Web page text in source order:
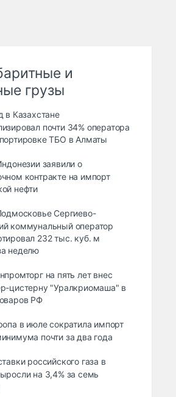
и
грузы
в Казахстане
почти 34% оператора
ТБО в Алматы
заявили о
контракте на импорт
нефти
Сергиево-
коммунальный оператор
232 тыс. куб. м
неделю
на пять лет внес
цистерну "Уралкриомаша" в
РФ
в июле сократила импорт
почти за два года
российского газа в
на 3,4% за семь